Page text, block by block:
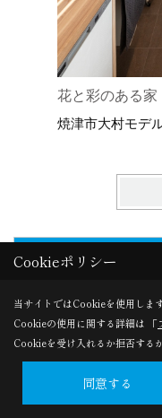
花と彩のある家
焼津市大村モデ
地域別
すべて
Cookieポリシー
当サイトではCookieを使用します
Cookieの使用に関する詳細は 「
Cookieを受け入れるか拒否する
同意する